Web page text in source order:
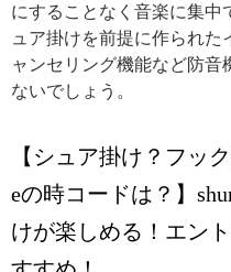
にすることなく音楽に集中
ュア掛けを前提に作られ
ャンセリング機能など防音
ないでしょう。
【シュア掛け？フッ
eの時コードは？】
けが楽しめる！エン